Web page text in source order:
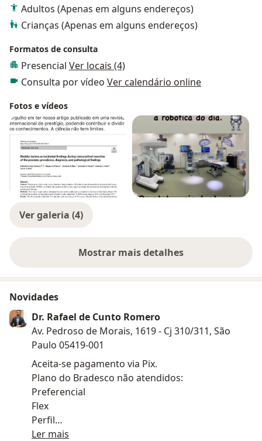
Adultos (Apenas em alguns endereços)
Crianças (Apenas em alguns endereços)
Formatos de consulta
Presencial Ver locais (4)
Consulta por vídeo Ver calendário online
Fotos e vídeos
Ver galeria (4)
Mostrar mais detalhes
sobre a experiência
Novidades
Dr. Rafael de Cunto Romero
Av. Pedroso de Morais, 1619 - Cj 310/311, São
Paulo 05419-001
Aceita-se pagamento via Pix.
Plano do Bradesco não atendidos:
Preferencial
Flex
Perfil
Essencial
Ler mais